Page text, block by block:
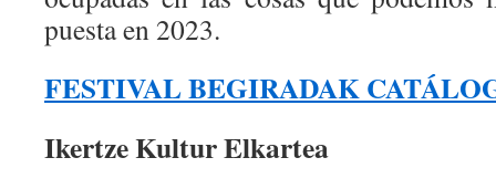
puesta en 2023.
FESTIVAL BEGIRADAK
Ikertze Kultur Elkartea